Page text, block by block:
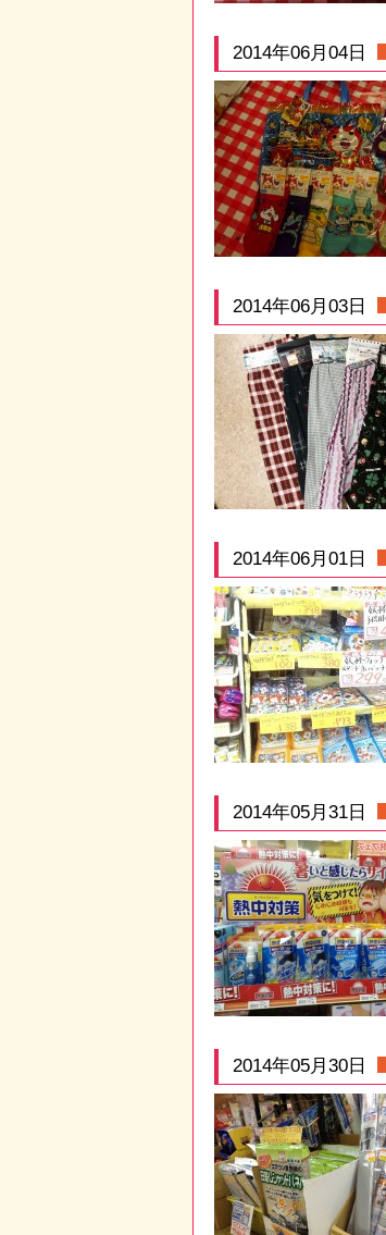
2014年06月04日
2014年06月03日
2014年06月01日
2014年05月31日
2014年05月30日